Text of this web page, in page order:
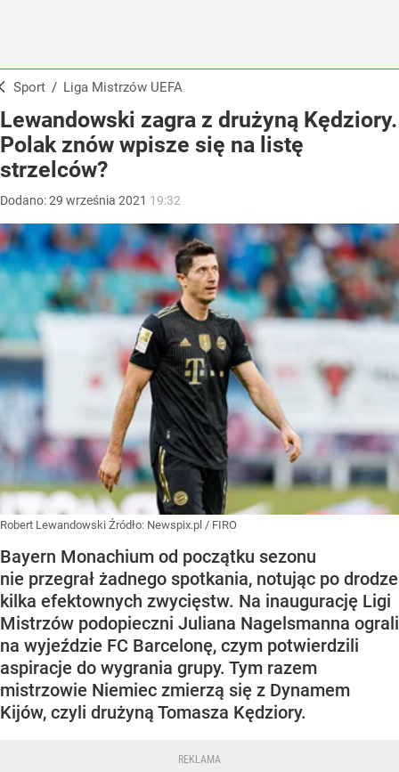
Sport / Liga Mistrzów UEFA
Lewandowski zagra z drużyną Kędziory.
Polak znów wpisze się na listę
strzelców?
Dodano:29 września 2021 19:32
Robert Lewandowski Źródło: Newspix.pl / FIRO
Bayern Monachium od początku sezonu
nie przegrał żadnego spotkania, notując po drodze
kilka efektownych zwycięstw. Na inaugurację Ligi
Mistrzów podopieczni Juliana Nagelsmanna ograli
na wyjeździe FC Barcelonę, czym potwierdzili
aspiracje do wygrania grupy. Tym razem
mistrzowie Niemiec zmierzą się z Dynamem
Kijów, czyli drużyną Tomasza Kędziory.